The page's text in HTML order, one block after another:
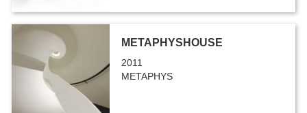
METAPHYSHOUSE
2011
METAPHYS